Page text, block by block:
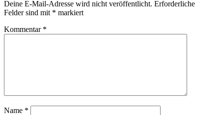
Deine E-Mail-Adresse wird nicht veröffentlicht. Erforderliche
Felder sind mit * markiert
Kommentar *
Name *